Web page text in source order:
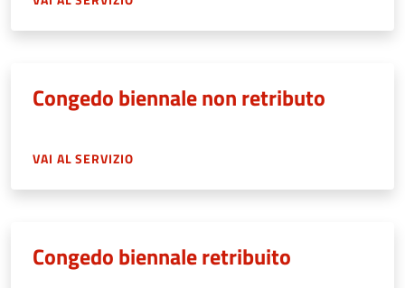
Congedo biennale non retributo
VAI AL SERVIZIO
Congedo biennale retribuito